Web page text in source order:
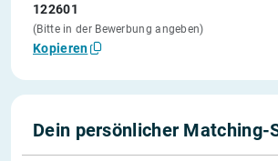
122601
(Bitte in der Bewerbung angeben)
Kopieren
Dein persönlicher Matching-